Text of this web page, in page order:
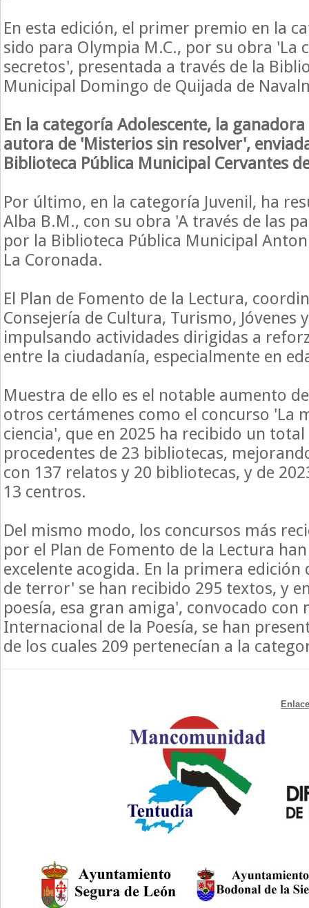
En esta edición, el primer premio en la
sido para Olympia M.C., por su obra 'La
secretos', presentada a través de la
Municipal Domingo de Quijada de
En la categoría Adolescente, la
autora de 'Misterios sin resolver',
Biblioteca Pública Municipal Cervantes
Por último, en la categoría Juvenil, ha
Alba B.M., con su obra 'A través de las
por la Biblioteca Pública Municipal
La Coronada.
El Plan de Fomento de la Lectura,
Consejería de Cultura, Turismo, Jóvenes
impulsando actividades dirigidas a
entre la ciudadanía, especialmente en
Muestra de ello es el notable aumento
otros certámenes como el concurso 'La
ciencia', que en 2025 ha recibido un
procedentes de 23 bibliotecas,
con 137 relatos y 20 bibliotecas, y de
13 centros.
Del mismo modo, los concursos más
por el Plan de Fomento de la Lectura
excelente acogida. En la primera
de terror' se han recibido 295 textos, y
poesía, esa gran amiga', convocado con
Internacional de la Poesía, se han
de los cuales 209 pertenecían a la